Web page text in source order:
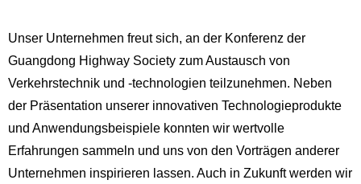
Unser Unternehmen freut sich, an der Konferenz der
Guangdong Highway Society zum Austausch von
Verkehrstechnik und -technologien teilzunehmen. Neben
der Präsentation unserer innovativen Technologieprodukte
und Anwendungsbeispiele konnten wir wertvolle
Erfahrungen sammeln und uns von den Vorträgen anderer
Unternehmen inspirieren lassen. Auch in Zukunft werden wir